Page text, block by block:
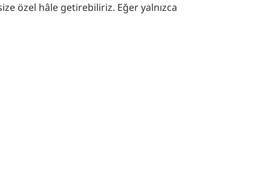
özel hâle getirebiliriz. Eğer yalnızca